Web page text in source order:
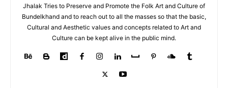
Jhalak Tries to Preserve and Promote the Folk Art and Culture of
Bundelkhand and to reach out to all the masses so that the basic,
Cultural and Aesthetic values and concepts related to Art and
Culture can be kept alive in the public mind.